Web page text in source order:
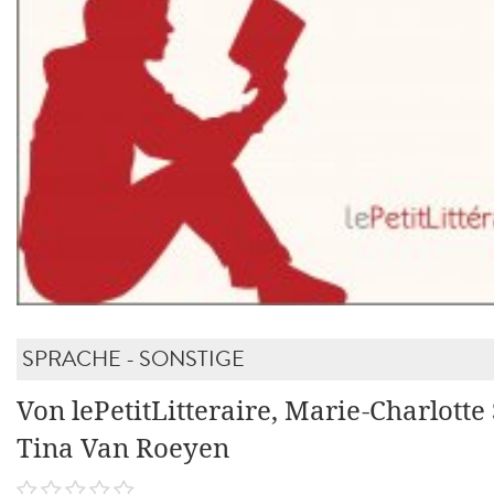
SPRACHE - SONSTIGE
Von lePetitLitteraire, Marie-Charlotte
Tina Van Roeyen